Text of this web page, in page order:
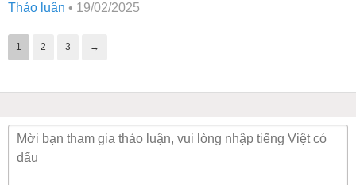
hạng55
Thảo luận • 19/02/2025
1 2 3 →